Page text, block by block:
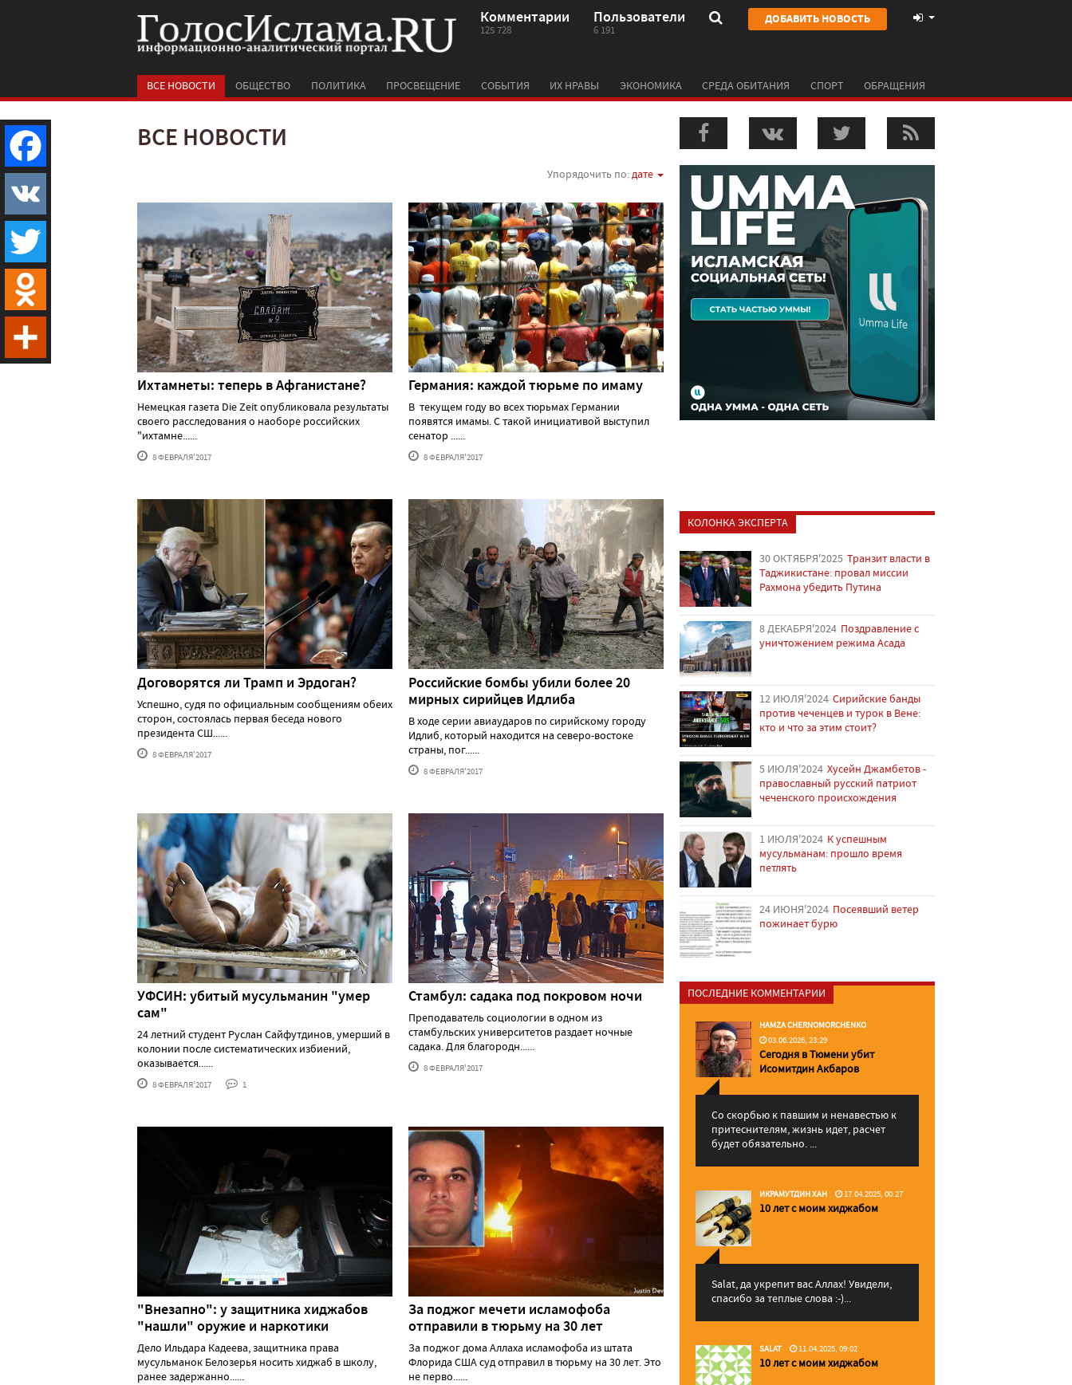
Комментарии
125 728
Пользователи
6 191
ДОБАВИТЬ НОВОСТЬ
ВСЕ НОВОСТИ ОБЩЕСТВО ПОЛИТИКА ПРОСВЕЩЕНИЕ СОБЫТИЯ ИХ НРАВЫ ЭКОНОМИКА СРЕДА ОБИТАНИЯ СПОРТ ОБРАЩЕНИЯ
ВСЕ НОВОСТИ
Упорядочить по:дате
Ихтамнеты: теперь в Афганистане?
Немецкая газета Die Zeit опубликовала результаты
своего расследования о наоборе российских
"ихтамне......
8 ФЕВРАЛЯ'2017
Германия: каждой тюрьме по имаму
В текущем году во всех тюрьмах Германии
появятся имамы. С такой инициативой выступил
сенатор ......
8 ФЕВРАЛЯ'2017
Договорятся ли Трамп и Эрдоган?
Успешно, судя по официальным сообщениям обеих
сторон, состоялась первая беседа нового
президента СШ......
8 ФЕВРАЛЯ'2017
Российские бомбы убили более 20
мирных сирийцев Идлиба
В ходе серии авиаударов по сирийскому городу
Идлиб, который находится на северо-востоке
страны, пог......
8 ФЕВРАЛЯ'2017
УФСИН: убитый мусульманин "умер
сам"
24 летний студент Руслан Сайфутдинов, умерший в
колонии после систематических избиений,
оказывается......
8 ФЕВРАЛЯ'2017 1
Стамбул: садака под покровом ночи
Преподаватель социологии в одном из
стамбульских университетов раздает ночные
садака. Для благородн......
8 ФЕВРАЛЯ'2017
"Внезапно": у защитника хиджабов
"нашли" оружие и наркотики
Дело Ильдара Кадеева, защитника права
мусульманок Белозерья носить хиджаб в школу,
ранее задержанно......
За поджог мечети исламофоба
отправили в тюрьму на 30 лет
За поджог дома Аллаха исламофоба из штата
Флорида США суд отправил в тюрьму на 30 лет. Это
не перво......
КОЛОНКА ЭКСПЕРТА
30 ОКТЯБРЯ'2025 Транзит власти в
Таджикистане: провал миссии
Рахмона убедить Путина
8 ДЕКАБРЯ'2024 Поздравление с
уничтожением режима Асада
12 ИЮЛЯ'2024 Сирийские банды
против чеченцев и турок в Вене:
кто и что за этим стоит?
5 ИЮЛЯ'2024 Хусейн Джамбетов -
православный русский патриот
чеченского происхождения
1 ИЮЛЯ'2024 К успешным
мусульманам: прошло время
петлять
24 ИЮНЯ'2024 Посеявший ветер
пожинает бурю
ПОСЛЕДНИЕ КОММЕНТАРИИ
HAMZA CHERNOMORCHENKO
03.06.2026, 23:29
Сегодня в Тюмени убит
Исомитдин Акбаров
Со скорбью к павшим и ненавестью к
притеснителям, жизнь идет, расчет
будет обязательно. ...
ИКРАМУТДИН ХАН 17.04.2025, 00:27
10 лет с моим хиджабом
Salat, да укрепит вас Аллаx! Увидели,
спасибо за теплые слова :-)...
SALAT 11.04.2025, 09:02
10 лет с моим хиджабом
Facebook
VK
Twitter
Odnoklassniki